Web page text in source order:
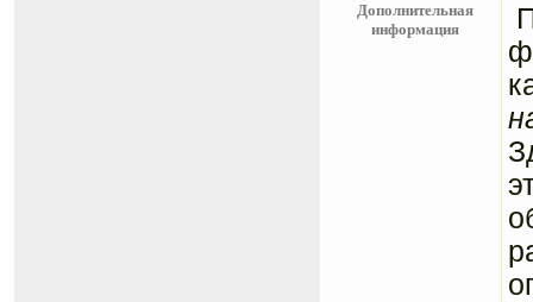
Дополнительная
информация